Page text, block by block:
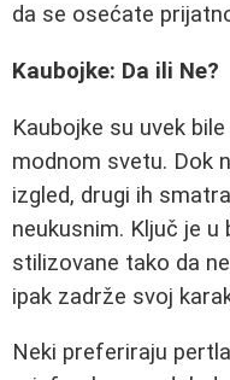
da se osećate
Kaubojke: Da ili Ne?
Kaubojke su uvek
modnom svetu. Dok
izgled, drugi ih
neukusnim. Ključ je
stilizovane tako da
ipak zadrže svoj
Neki preferiraju